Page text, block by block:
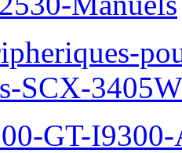
SCX-
GT-